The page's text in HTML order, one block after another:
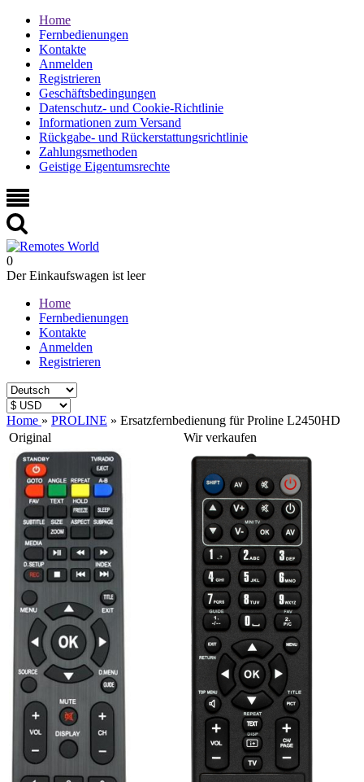
Home
Fernbedienungen
Kontakte
Anmelden
Registrieren
Geschäftsbedingungen
Datenschutz- und Cookie-Richtlinie
Informationen zum Versand
Rückgabe- und Rückerstattungsrichtlinie
Zahlungsmethoden
Geistige Eigentumsrechte
0
Der Einkaufswagen ist leer
Home
Fernbedienungen
Kontakte
Anmelden
Registrieren
Home » PROLINE » Ersatzfernbedienung für Proline L2450HD
Original
Wir verkaufen